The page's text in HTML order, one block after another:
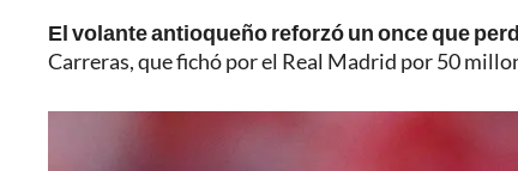
El volante antioqueño reforzó un once que
Carreras, que fichó por el Real Madrid por 50